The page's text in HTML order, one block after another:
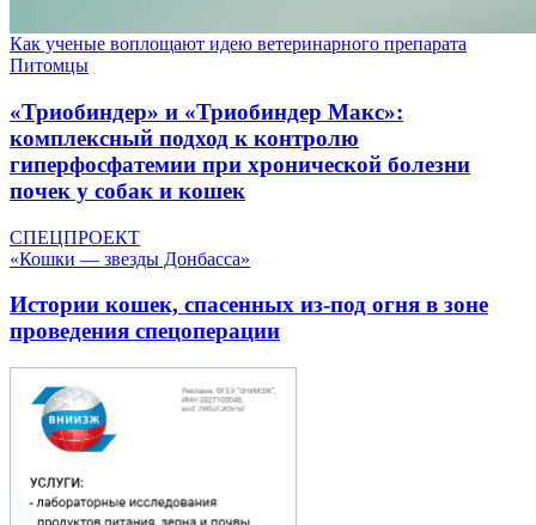
Как ученые воплощают идею ветеринарного препарата
Питомцы
«Триобиндер» и «Триобиндер Макс»:
комплексный подход к контролю
гиперфосфатемии при хронической болезни
почек у собак и кошек
СПЕЦПРОЕКТ
«Кошки — звезды Донбасса»
Истории кошек, спасенных из-под огня в зоне
проведения спецоперации